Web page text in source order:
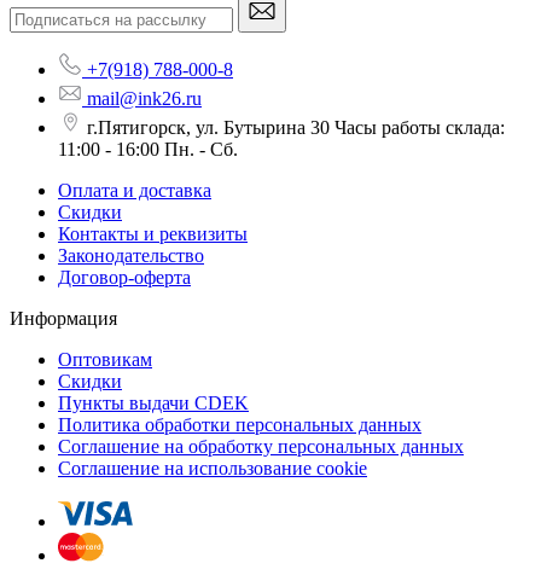
+7(918) 788-000-8
mail@ink26.ru
г.Пятигорск, ул. Бутырина 30 Часы работы склада:
11:00 - 16:00 Пн. - Сб.
Оплата и доставка
Скидки
Контакты и реквизиты
Законодательство
Договор-оферта
Информация
Оптовикам
Скидки
Пункты выдачи CDEK
Политика обработки персональных данных
Соглашение на обработку персональных данных
Соглашение на использование cookie